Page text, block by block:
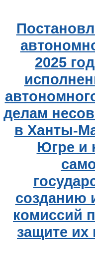
2025
делам
в Ханты-
Югре и
созданию
комиссий
защите их